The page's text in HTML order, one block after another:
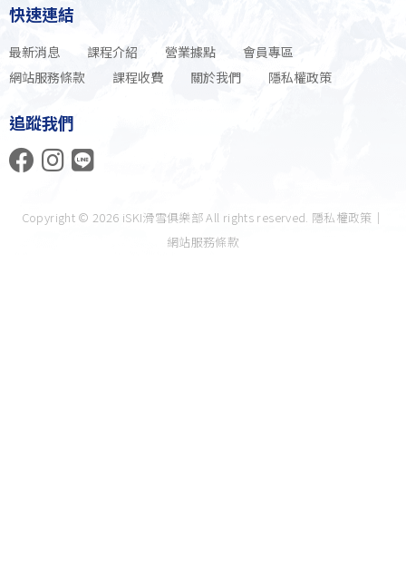
快速連結
最新消息 課程介紹 營業據點
會員專區
網站服務條款
課程收費 關於我們 隱私權政策
追蹤我們
Copyright © 2026 iSKI滑雪俱樂部 All rights reserved. 隱私權政策 ｜
網站服務條款